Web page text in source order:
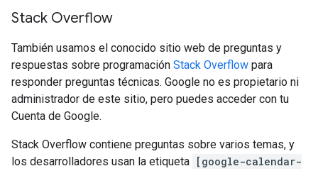
Stack Overflow
También usamos el conocido sitio web de preguntas y
respuestas sobre programación Stack Overflow para
responder preguntas técnicas. Google no es propietario ni
administrador de este sitio, pero puedes acceder con tu
Cuenta de Google.
Stack Overflow contiene preguntas sobre varios temas, y
los desarrolladores usan la etiqueta [google-calendar-